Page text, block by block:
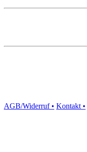
AGB/Widerruf • Kontakt •